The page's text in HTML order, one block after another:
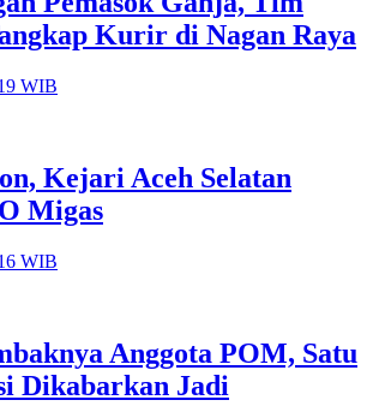
Kurir di Nagan Raya
WIB
Kejari Aceh Selatan
Migas
WIB
Anggota POM, Satu
Dikabarkan Jadi